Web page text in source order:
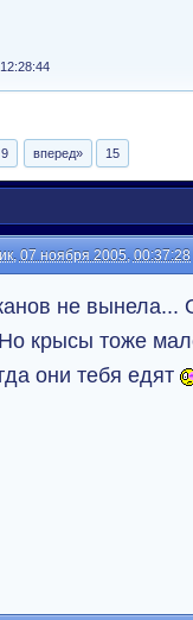
9 вперед» 15
07 ноября 2005, 00:37:28
не вынела...
Но крысы тоже
они тебя едят